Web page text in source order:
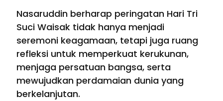
Nasaruddin berharap peringatan Hari Tri
Suci Waisak tidak hanya menjadi
seremoni keagamaan, tetapi juga ruang
refleksi untuk memperkuat kerukunan,
menjaga persatuan bangsa, serta
mewujudkan perdamaian dunia yang
berkelanjutan.